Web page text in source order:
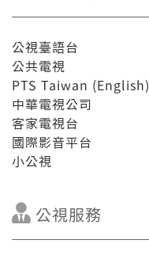
公視臺語台
公共電視
PTS Taiwan (English)
中華電視公司
客家電視台
國際影音平台
小公視
公視服務